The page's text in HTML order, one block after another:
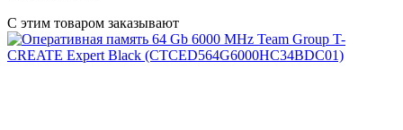
С этим товаром заказывают